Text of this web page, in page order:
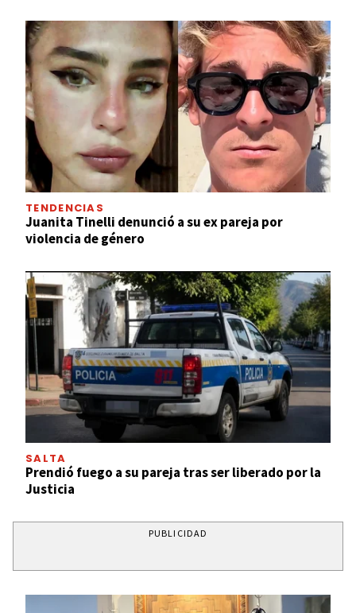
TENDENCIAS
Juanita Tinelli denunció a su ex pareja por
violencia de género
SALTA
Prendió fuego a su pareja tras ser liberado por la
Justicia
PUBLICIDAD